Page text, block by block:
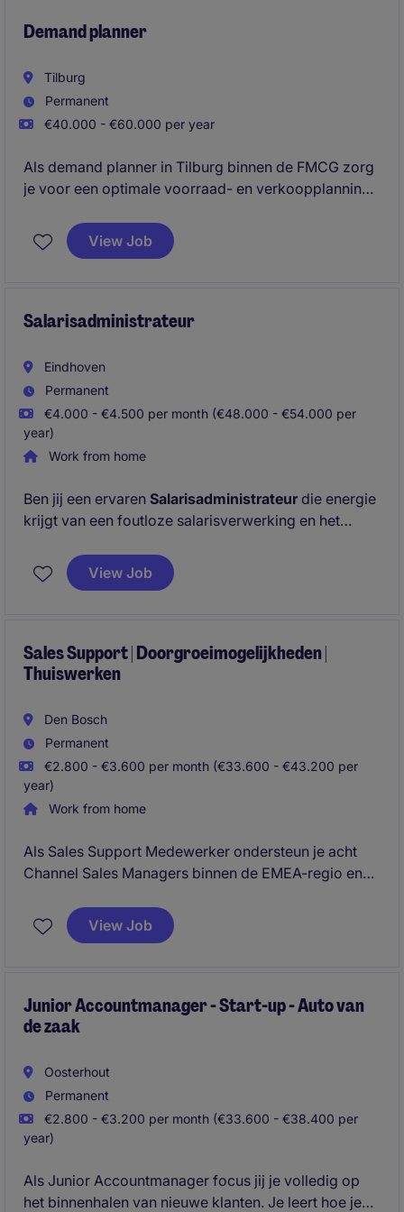
Demand planner
Tilburg
Permanent
€40.000 - €60.000 per year
Als demand planner in Tilburg binnen de FMCG zorg
je voor een optimale voorraad- en verkoopplanning.
het inkoop- en supply chain teams.
View Job
Salarisadministrateur
Eindhoven
Permanent
€4.000 - €4.500 per month (€48.000 - €54.000 per
year)
Work from home
Ben jij een ervaren Salarisadministrateur die energie
krijgt van een foutloze salarisverwerking en het
salarisgerelateerde vraagstukken? Wil je werken
binnen een internationale organisatie met uitstekende
Eindhoven een interessante volgende stap.
View Job
Sales Support | Doorgroeimogelijkheden |
Thuiswerken
Den Bosch
Permanent
€2.800 - €3.600 per month (€33.600 - €43.200 per
year)
Work from home
Als Sales Support Medewerker ondersteun je acht
Channel Sales Managers binnen de EMEA-regio en
orderproces. In deze zelfstandige rol ben je het
centrale aanspreekpunt voor klanten, collega's en
View Job
Junior Accountmanager - Start-up - Auto van
de zaak
Oosterhout
Permanent
€2.800 - €3.200 per month (€33.600 - €38.400 per
year)
Als Junior Accountmanager focus jij je volledig op
het binnenhalen van nieuwe klanten. Je leert hoe je